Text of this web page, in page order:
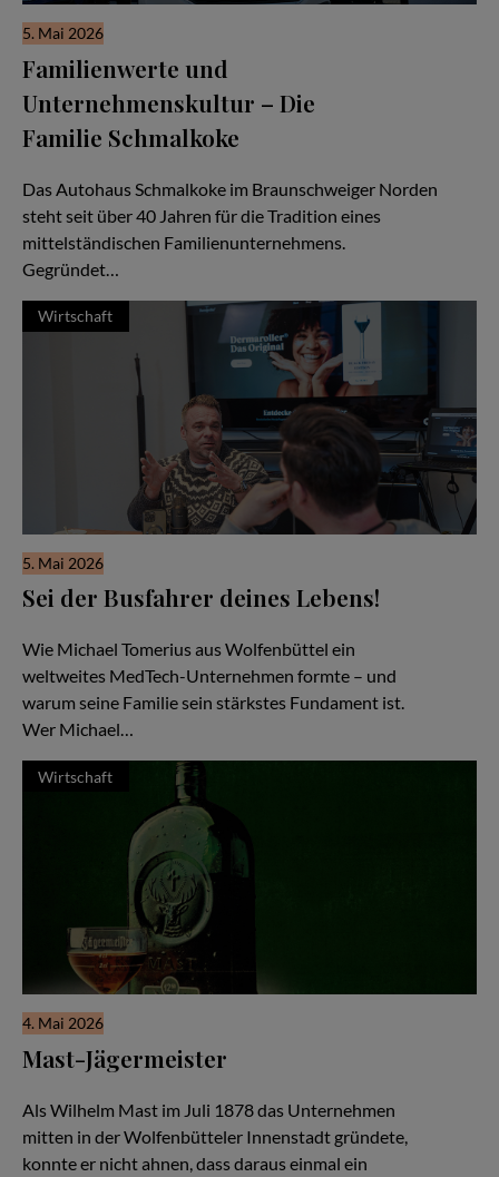
5. Mai 2026
Familienwerte und
Unternehmenskultur – Die
Familie Schmalkoke
Das Autohaus Schmalkoke im Braunschweiger Norden
steht seit über 40 Jahren für die Tradition eines
mittelständischen Familienunternehmens.
Gegründet…
Wirtschaft
5. Mai 2026
Sei der Busfahrer deines Lebens!
Wie Michael Tomerius aus Wolfenbüttel ein
weltweites MedTech-Unternehmen formte – und
warum seine Familie sein stärkstes Fundament ist.
Wer Michael…
Wirtschaft
4. Mai 2026
Mast-Jägermeister
Als Wilhelm Mast im Juli 1878 das Unternehmen
mitten in der Wolfenbütteler Innenstadt gründete,
konnte er nicht ahnen, dass daraus einmal ein